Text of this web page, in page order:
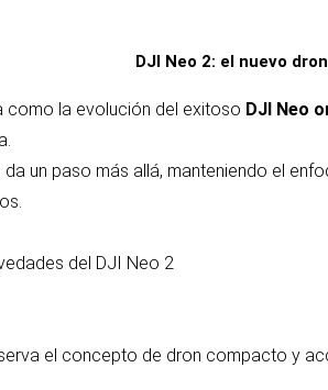
DJI Neo 2: el nuevo
como la evolución del exitoso DJI Neo
da un paso más allá, manteniendo el
del DJI Neo 2
el concepto de dron compacto y